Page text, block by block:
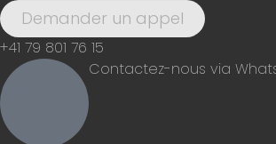
Demander un appel
+41 79 801 76 15
Contactez-nous via